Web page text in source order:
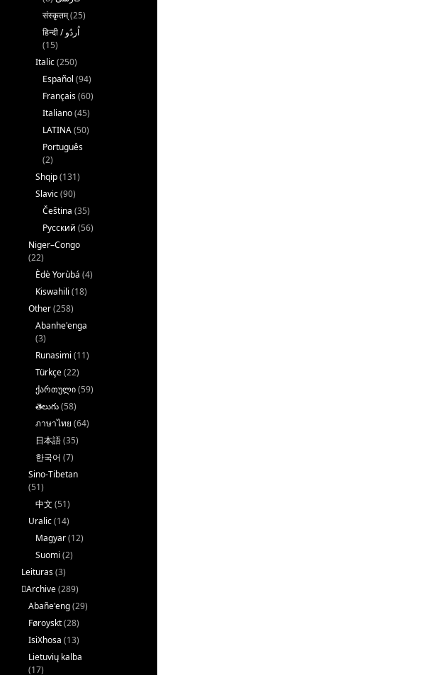
संस्कृतम्(25)
(15)
Italic(250)
Español (94)
Français(60)
Italiano(45)
LATINA(50)
Português
(2)
Shqip(131)
Slavic(90)
Čeština (35)
Русский (56)
Niger–Congo
(22)
Èdè Yorùbá (4)
Kiswahili (18)
Other(258)
Abanhe'enga
(3)
Runasimi (11)
Türkçe(22)
ქართული(59)
తెలుగు(58)
ภาษาไทย (64)
日本語(35)
한국어 (7)
Sino-Tibetan
(51)
中文 (51)
Uralic(14)
Magyar(12)
Suomi (2)
Leituras(3)
􏿽Archive(289)
Abañe'eng(29)
Føroyskt(28)
IsiXhosa (13)
Lietuvių kalba
(17)